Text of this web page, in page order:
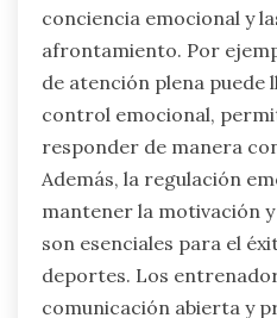
conciencia emocional y
afrontamiento. Por
de atención plena puede
control emocional,
responder de manera
Además, la regulación
mantener la motivación
son esenciales para el
deportes. Los
comunicación abierta y